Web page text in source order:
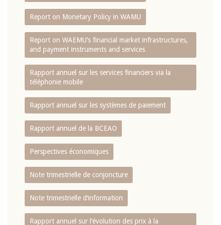
Report on Monetary Policy in WAMU
Report on WAEMU’s financial market infrastructures,
and payment instruments and services
Rapport annuel sur les services financiers via la
téléphonie mobile
Rapport annuel sur les systèmes de paiement
Rapport annuel de la BCEAO
Perspectives économiques
Note trimestrielle de conjoncture
Note trimestrielle d‘information
Rapport annuel sur l‘évolution des prix à la